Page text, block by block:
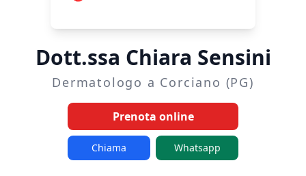
Dott.ssa Chiara Sensini
Dermatologo a Corciano (PG)
Prenota online
Chiama Whatsapp